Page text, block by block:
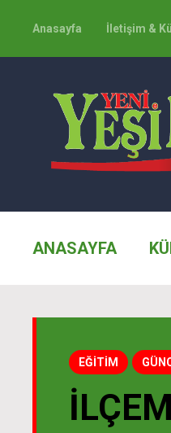
Anasayfa İletişim &
ANASAYFA
EĞİTİM